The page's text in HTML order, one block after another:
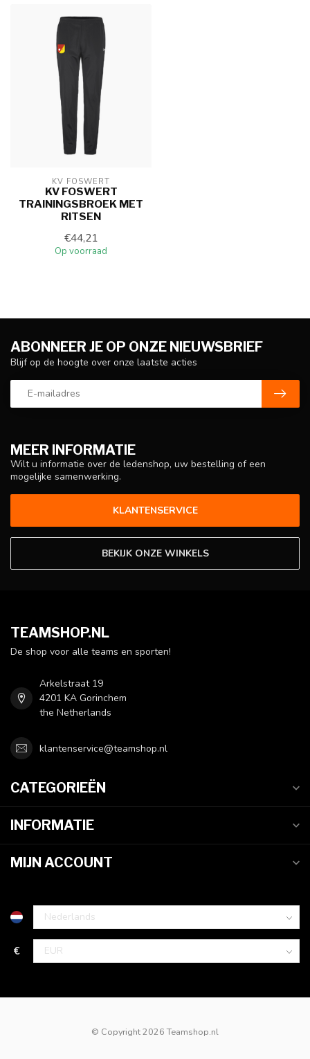
KV FOSWERT
KV FOSWERT
TRAININGSBROEK MET
RITSEN
€44,21
Op voorraad
MEER INFORMATIE
Wilt u informatie over de ledenshop, uw bestelling of een
mogelijke samenwerking.
KLANTENSERVICE
BEKIJK ONZE WINKELS
ABONNEER JE OP ONZE NIEUWSBRIEF
Blijf op de hoogte over onze laatste acties
TEAMSHOP.NL
De shop voor alle teams en sporten!
Arkelstraat 19
4201 KA Gorinchem
the Netherlands
klantenservice@teamshop.nl
CATEGORIEËN
INFORMATIE
MIJN ACCOUNT
€
© Copyright 2026 Teamshop.nl